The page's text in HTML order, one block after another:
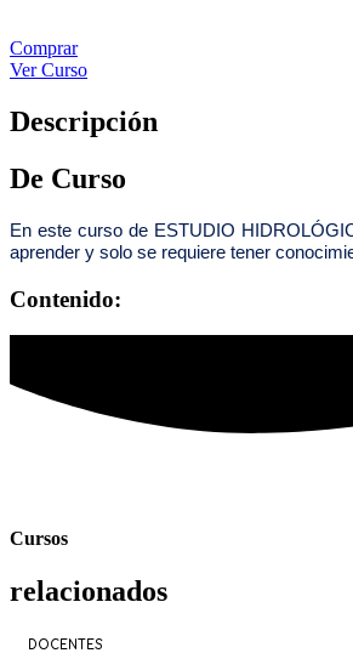
Comprar
Ver Curso
Descripción
De Curso
En este curso de ESTUDIO
aprender y solo se requiere tener
Contenido:
Cursos
relacionados
DOCENTES